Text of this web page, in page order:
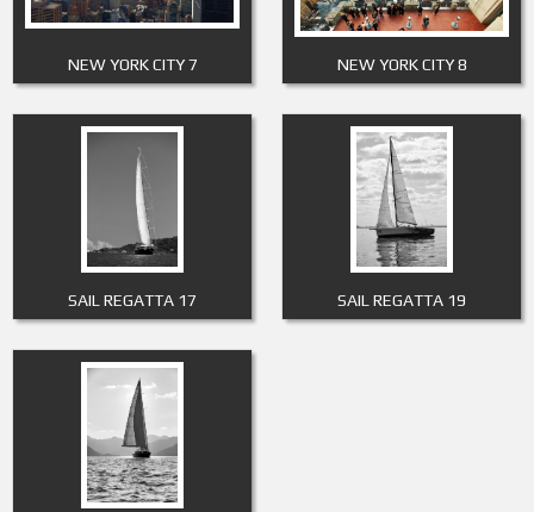
NEW YORK CITY 7 NEW YORK CITY 8
SAIL REGATTA 17 SAIL REGATTA 19